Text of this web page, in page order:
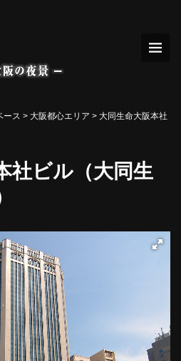
ース > 大阪都心エリア > 大同生命大阪本社
社ビル（大同生